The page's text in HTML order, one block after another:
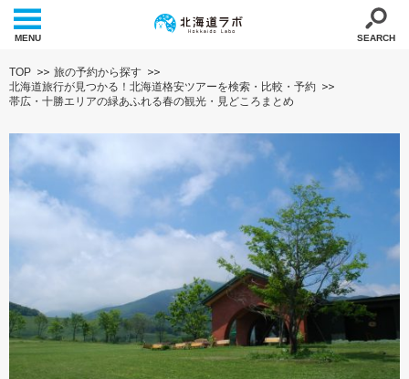
MENU SEARCH
TOP
旅の予約から探す
北海道旅行が見つかる！北海道格安ツアーを検索・比較・予約
帯広・十勝エリアの緑あふれる春の観光・見どころまとめ